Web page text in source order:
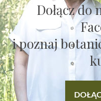
Dołącz do
i poznaj